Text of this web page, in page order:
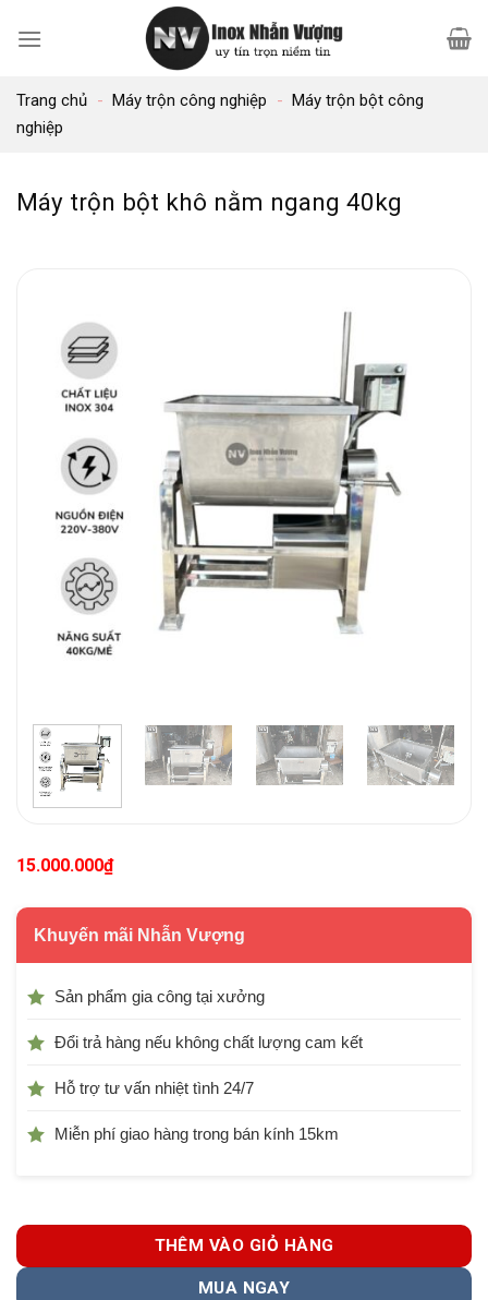
qua
dungTrang chủ - Máy trộn công nghiệp - Máy trộn bột công
nghiệp
Máy trộn bột khô nằm ngang 40kg
15.000.000₫
Khuyến mãi Nhẫn Vượng
Sản phẩm gia công tại xưởng
Đổi trả hàng nếu không chất lượng cam kết
Hỗ trợ tư vấn nhiệt tình 24/7
Miễn phí giao hàng trong bán kính 15km
THÊM VÀO GIỎ HÀNG
MUA NGAY